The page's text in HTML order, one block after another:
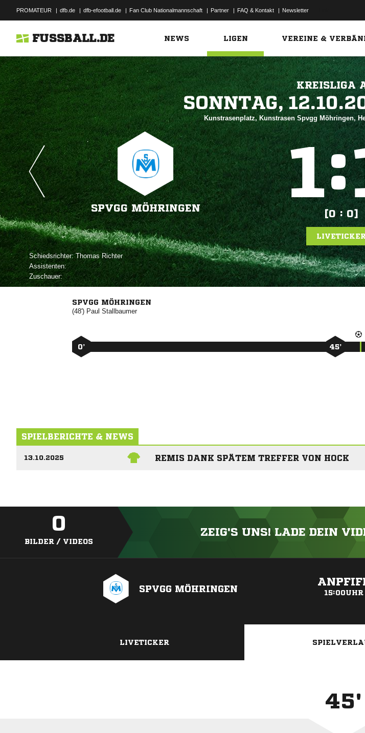
PROMATEUR | dfb.de | dfb-efootball.de | Fan Club Nationalmannschaft | Partner | FAQ & Kontakt | Newsletter
FUSSBALL.DE NEWS LIGEN VEREINE &
KREISLIGA

Kunstrasenplatz, Kunstrasen Spvgg Möhringen,
SPVGG MÖHRINGEN
:
[0 : 0]
Schiedsrichter: 
Assistenten:
Zuschauer:
SPVGG MÖHRINGEN
(48')  
0’ 45’
SPIELBERICHTE & NEWS
13.10.2025 REMIS DANK SPÄTEM TREFFER VON HOCK
0
BILDER / VIDEOS
ZEIG'S UNS! LADE DEIN
SPVGG MÖHRINGEN 15:00UHR
LIVETICKER
45'